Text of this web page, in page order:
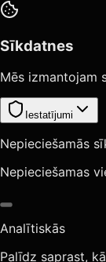
Sīkdatnes
Mēs izmantojam
Iestatījumi
Nepieciešamās
Nepieciešamas
Analītiskās
Palīdz saprast,